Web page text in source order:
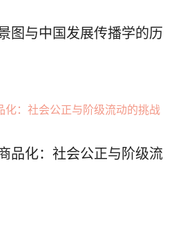
图与中国发展传播学的历
品化：社会公正与阶级流